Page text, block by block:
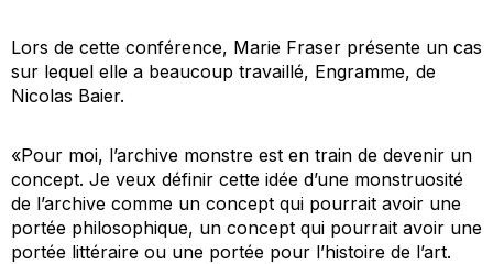
Lors de cette conférence, Marie Fraser présente un cas
sur lequel elle a beaucoup travaillé, Engramme, de
Nicolas Baier.
«Pour moi, l’archive monstre est en train de devenir un
concept. Je veux définir cette idée d’une monstruosité
de l’archive comme un concept qui pourrait avoir une
portée philosophique, un concept qui pourrait avoir une
portée littéraire ou une portée pour l’histoire de l’art.